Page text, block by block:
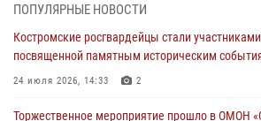
Управления Росгвардии
30 июля 2026, 10:39 9
Костромичи активно используют портал
ПОПУЛЯРНЫЕ НОВОСТИ
Костромские росгвардейцы стали
посвященной памятным историческим
24 июля 2026, 14:33 2
Торжественное мероприятие прошло в ОМОН